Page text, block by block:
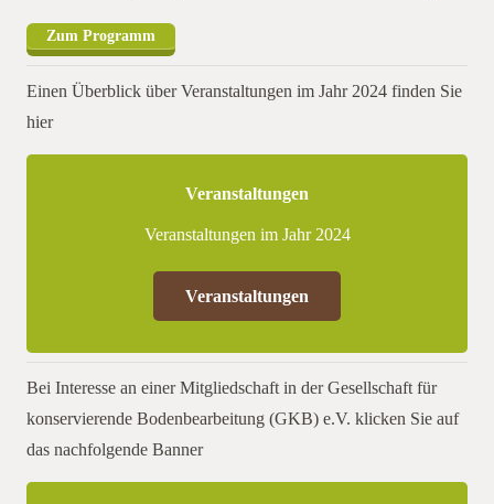
Zum Programm
Einen Überblick über Veranstaltungen im Jahr 2024 finden Sie
hier
Veranstaltungen
Veranstaltungen im Jahr 2024
Veranstaltungen
Bei Interesse an einer Mitgliedschaft in der Gesellschaft für
konservierende Bodenbearbeitung (GKB) e.V. klicken Sie auf
das nachfolgende Banner